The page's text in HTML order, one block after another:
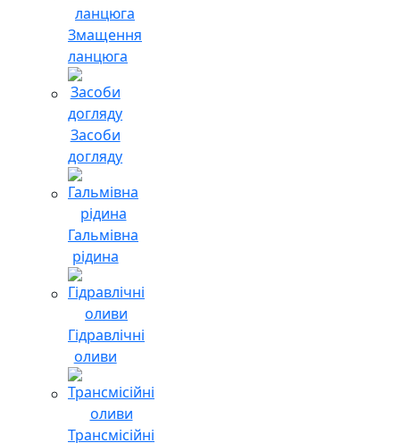
Змащення
ланцюга
Засоби
догляду
Гальмівна
рідина
Гідравлічні
оливи
Трансмісійні